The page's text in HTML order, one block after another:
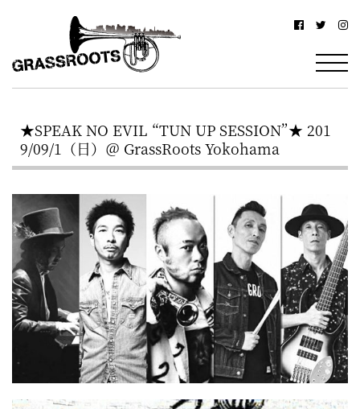
浜
グ
ス
ル
ー
ツ
–
YOKOHAMA
Grassroots
–
駅
北
西
口
か
ら
徒
歩
約
3
分・
鶴
屋
★SPEAK NO EVIL “TUN UP SESSION”★ 201
9/09/1（日）＠ GrassRoots Yokohama